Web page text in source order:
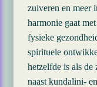
zuiveren en meer
harmonie gaat
fysieke
spirituele
hetzelfde is als de
naast kundalini-